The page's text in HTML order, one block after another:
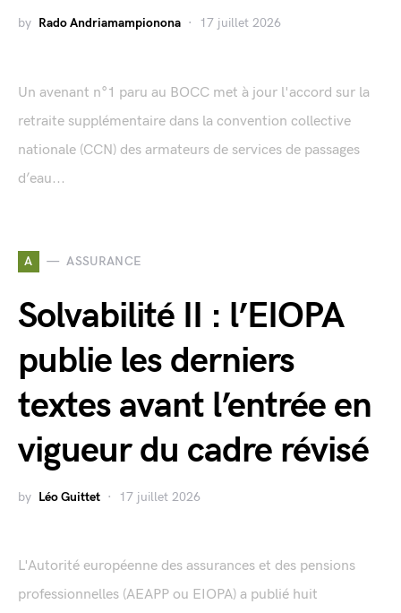
by Rado Andriamampionona 17 juillet 2026
Un avenant n°1 paru au BOCC met à jour l'accord sur la
retraite supplémentaire dans la convention collective
nationale (CCN) des armateurs de services de passages
d’eau...
A ASSURANCE
Solvabilité II : l’EIOPA
publie les derniers
textes avant l’entrée en
vigueur du cadre révisé
by Léo Guittet 17 juillet 2026
L'Autorité européenne des assurances et des pensions
professionnelles (AEAPP ou EIOPA) a publié huit